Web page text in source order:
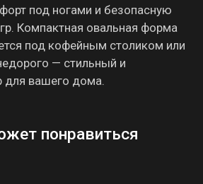
под ногами и безопасную
Компактная овальная форма
под кофейным столиком или
— стильный и
для вашего дома.
понравиться